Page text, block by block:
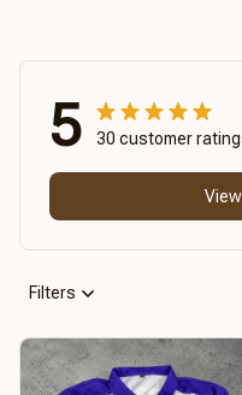
5 30 customer
Filters